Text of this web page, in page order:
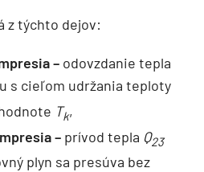
z týchto dejov:
– odovzdanie tepla
s cieľom udržania teploty
Tk,
– prívod tepla Q23
plyn sa presúva bez